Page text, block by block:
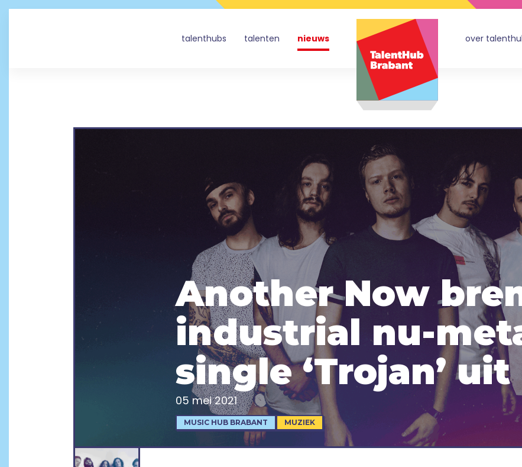
talenthubs talenten nieuws over
Another Now
industrial nu-
single ‘Trojan’ uit
05 mei 2021
MUSIC HUB BRABANT MUZIEK